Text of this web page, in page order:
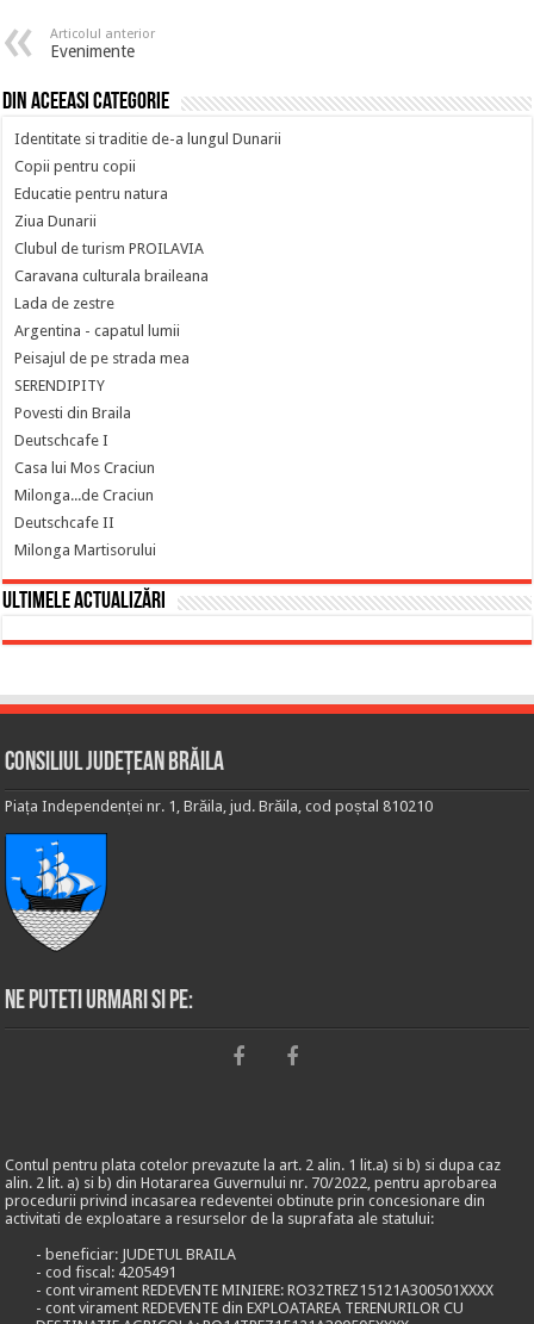
Articolul anterior
Evenimente
Din aceeasi categorie
Identitate si traditie de-a lungul Dunarii
Copii pentru copii
Educatie pentru natura
Ziua Dunarii
Clubul de turism PROILAVIA
Caravana culturala braileana
Lada de zestre
Argentina - capatul lumii
Peisajul de pe strada mea
SERENDIPITY
Povesti din Braila
Deutschcafe I
Casa lui Mos Craciun
Milonga...de Craciun
Deutschcafe II
Milonga Martisorului
Ultimele actualizări
Consiliul Județean Brăila
Piața Independenței nr. 1, Brăila, jud. Brăila, cod poștal 810210
Ne puteti urmari si pe:
Contul pentru plata cotelor prevazute la art. 2 alin. 1 lit.a) si b) si dupa caz
alin. 2 lit. a) si b) din Hotararea Guvernului nr. 70/2022, pentru aprobarea
procedurii privind incasarea redeventei obtinute prin concesionare din
activitati de exploatare a resurselor de la suprafata ale statului:
- beneficiar: JUDETUL BRAILA
- cod fiscal: 4205491
- cont virament REDEVENTE MINIERE: RO32TREZ15121A300501XXXX
- cont virament REDEVENTE din EXPLOATAREA TERENURILOR CU